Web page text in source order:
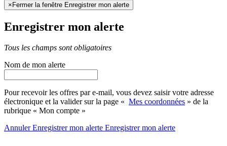
×Fermer la fenêtre Enregistrer mon alerte
Enregistrer mon alerte
Tous les champs sont obligatoires
Nom de mon alerte
Pour recevoir les offres par e-mail, vous devez saisir votre adresse
électronique et la valider sur la page « Mes coordonnées » de la
rubrique « Mon compte »
AnnulerEnregistrer mon alerte Enregistrermon alerte